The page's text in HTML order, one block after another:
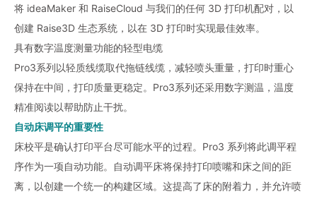
将 ideaMaker 和 RaiseCloud 与我们的任何 3D 打印机配对，以
创建 Raise3D 生态系统，以在 3D 打印时实现最佳效率。
具有数字温度测量功能的轻型电缆
Pro3系列以轻质线缆取代拖链线缆，减轻喷头重量，打印时重心
保持在中间，打印质量更稳定。Pro3系列还采用数字测温，温度
精准阅读以帮助防止干扰。
自动床调平的重要性
床校平是确认打印平台尽可能水平的过程。Pro3 系列将此调平程
序作为一项自动功能。自动调平床将保持打印喷嘴和床之间的距
离，以创建一个统一的构建区域。这提高了床的附着力，并允许喷